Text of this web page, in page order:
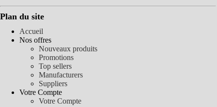
Plan du site
Accueil
Nos offres
Nouveaux produits
Promotions
Top sellers
Manufacturers
Suppliers
Votre Compte
Votre Compte